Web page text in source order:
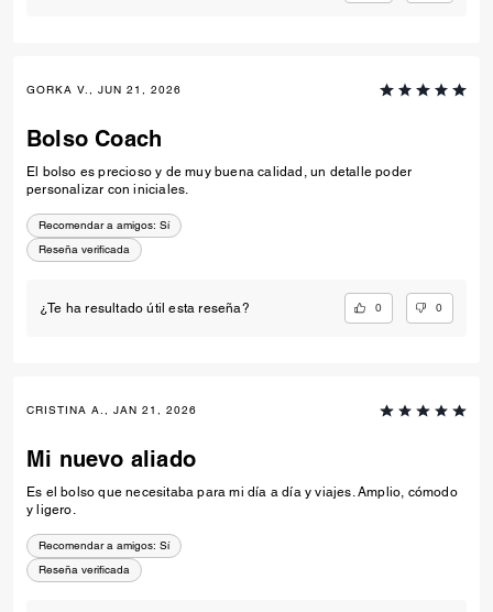
GORKA V., JUN 21, 2026
Bolso Coach
El bolso es precioso y de muy buena calidad, un detalle poder
personalizar con iniciales.
Recomendar a amigos: Sí
Reseña verificada
¿Te ha resultado útil esta reseña? 0 0
CRISTINA A., JAN 21, 2026
Mi nuevo aliado
Es el bolso que necesitaba para mi día a día y viajes. Amplio, cómodo
y ligero.
Recomendar a amigos: Sí
Reseña verificada